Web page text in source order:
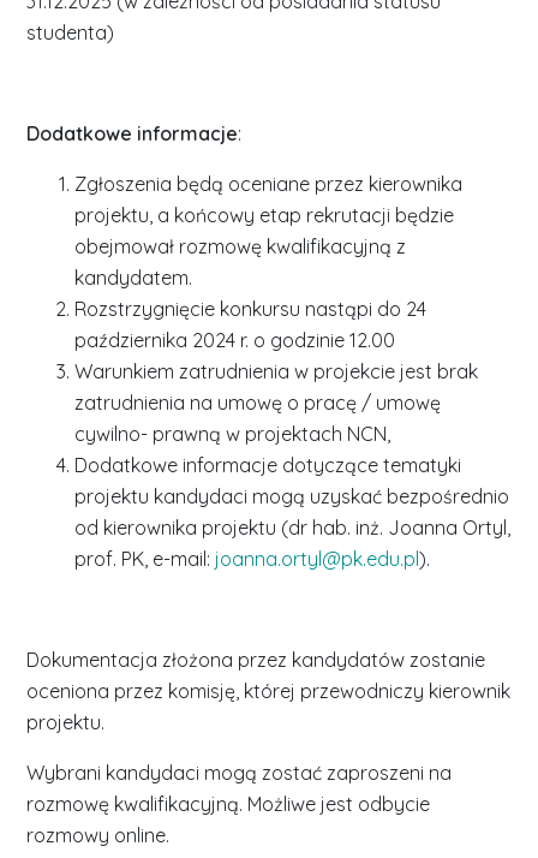
studenta)
Dodatkowe informacje:
Zgłoszenia będą oceniane przez kierownika
projektu, a końcowy etap rekrutacji będzie
obejmował rozmowę kwalifikacyjną z
kandydatem.
Rozstrzygnięcie konkursu nastąpi do 24
października 2024 r. o godzinie 12.00
Warunkiem zatrudnienia w projekcie jest brak
zatrudnienia na umowę o pracę / umowę
cywilno- prawną w projektach NCN,
Dodatkowe informacje dotyczące tematyki
projektu kandydaci mogą uzyskać bezpośrednio
od kierownika projektu (dr hab. inż. Joanna Ortyl,
prof. PK, e-mail: joanna.ortyl@pk.edu.pl).
Dokumentacja złożona przez kandydatów zostanie
oceniona przez komisję, której przewodniczy kierownik
projektu.
Wybrani kandydaci mogą zostać zaproszeni na
rozmowę kwalifikacyjną. Możliwe jest odbycie
rozmowy online.